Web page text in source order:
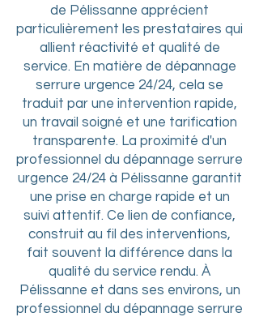
de Pélissanne apprécient
particulièrement les prestataires qui
allient réactivité et qualité de
service. En matière de dépannage
serrure urgence 24/24, cela se
traduit par une intervention rapide,
un travail soigné et une tarification
transparente. La proximité d'un
professionnel du dépannage serrure
urgence 24/24 à Pélissanne garantit
une prise en charge rapide et un
suivi attentif. Ce lien de confiance,
construit au fil des interventions,
fait souvent la différence dans la
qualité du service rendu. À
Pélissanne et dans ses environs, un
professionnel du dépannage serrure